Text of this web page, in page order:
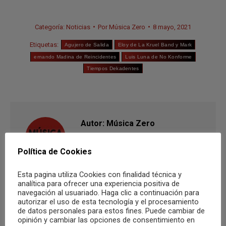
Categoría: Noticias Por Música Zero 8 mayo, 2021
Etiquetas: Agujero de Salida Eloy de La Kruel Band y Mark
ernando Madina de Reincidentes Luis Luna de No Konforme
Tiempos Dekadentes
Autor: Música Zero
NavegaciónANTERIOR
Política de Cookies
Esta pagina utiliza Cookies con finalidad técnica y
analítica para ofrecer una experiencia positiva de
navegación al usuariado. Haga clic a continuación para
autorizar el uso de esta tecnología y el procesamiento
de datos personales para estos fines. Puede cambiar de
opinión y cambiar las opciones de consentimiento en